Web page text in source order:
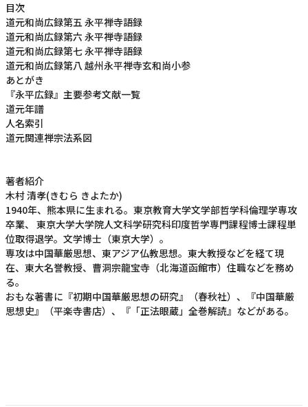
目次
道元和尚広録第五 永平禅寺語録
道元和尚広録第六 永平禅寺語録
道元和尚広録第七 永平禅寺語録
道元和尚広録第八 越州永平禅寺玄和尚小参
あとがき
『永平広録』主要参考文献一覧
道元年譜
人名索引
道元関連禅宗法系図
著者紹介
木村 清孝(きむら きよたか)
1940年、熊本県に生まれる。東京教育大学文学部哲学科倫理学専攻
卒業、 東京大学大学院人文科学研究科印度哲学専門課程博士課程単
位取得退学。文学博士（東京大学）。
専攻は中国華厳思想、東アジア仏教思想。東大教授などを経て現
在、東大名誉教授、曹洞宗龍宝寺（北海道函館市）住職などを務め
る。
おもな著書に『初期中国華厳思想の研究』（春秋社）、『中国華厳
思想史』（平楽寺書店）、『「正法眼蔵」全巻解読』などがある。